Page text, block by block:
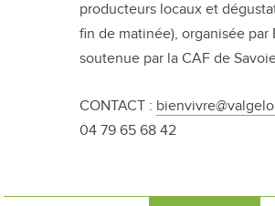
producteurs locaux et
fin de matinée), organisée par
soutenue par la CAF de
CONTACT :
04 79 65 68 42